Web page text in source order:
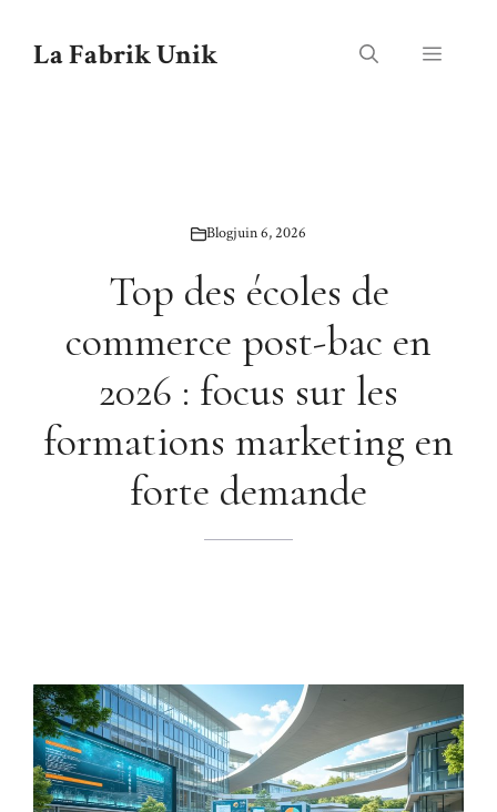
contenuLa Fabrik Unik Menu
Blogjuin 6, 2026
Top des écoles de
commerce post-bac en
2026 : focus sur les
formations marketing en
forte demande